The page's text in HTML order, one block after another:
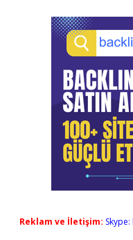
Reklam ve İletişim: